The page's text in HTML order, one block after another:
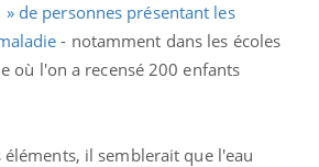
de personnes présentant les
- notamment dans les écoles
où l'on a recensé 200 enfants
il semblerait que l'eau